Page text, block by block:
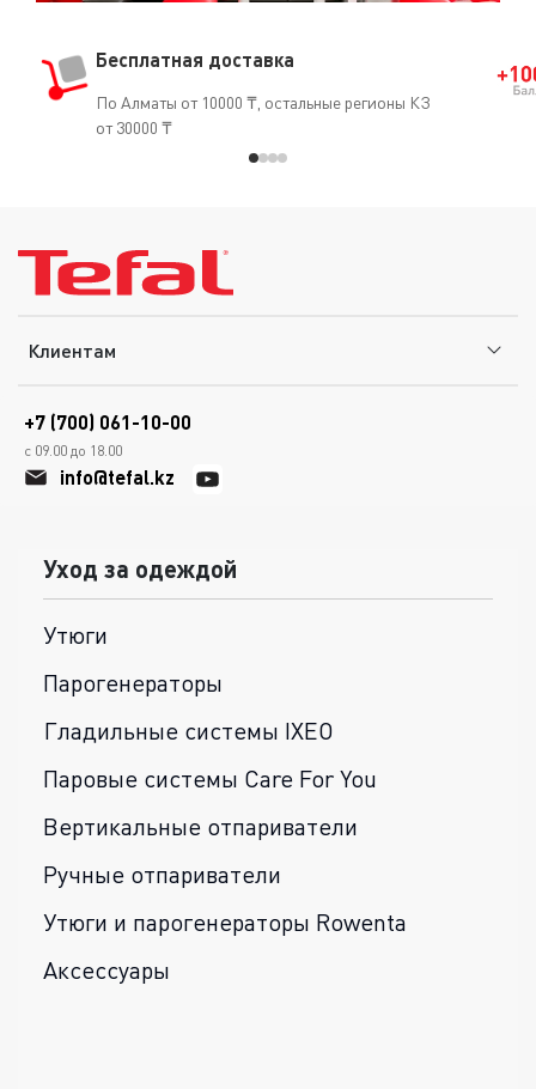
Бесплатная доставка
По Алматы от 10000 ₸, остальные регионы КЗ
от 30000 ₸
Клиентам
+7 (700) 061-10-00
с 09.00 до 18.00
info@tefal.kz
Уход за одеждой
Утюги
Парогенераторы
Гладильные системы IXEO
Паровые системы Care For You
Вертикальные отпариватели
Ручные отпариватели
Утюги и парогенераторы Rowenta
Аксессуары